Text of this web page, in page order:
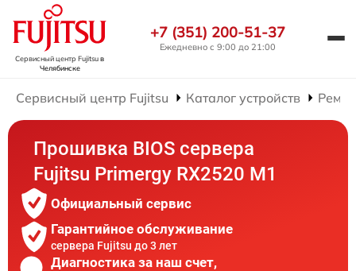
Сервисный центр Fujitsuв
Челябинске
+7 (351) 200-51-37
Ежедневно с 9:00 до 21:00
Сервисный центр Fujitsu Каталог устройств
Прошивка BIOS сервера
Fujitsu Primergy RX2520 M1
Официальный сервис
Гарантийное обслуживание
сервера Fujitsu до 3 лет
Диагностика за наш счет,